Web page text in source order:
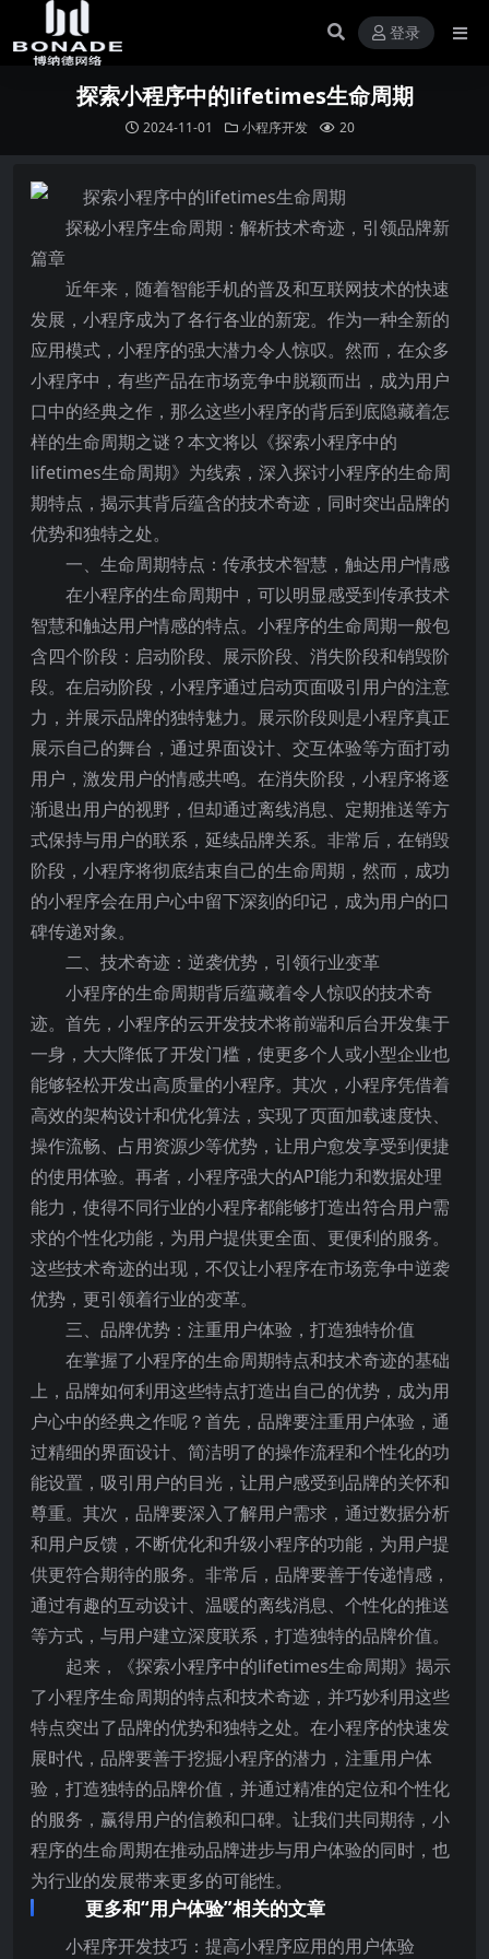
登录
探索小程序中的lifetimes生命周期
2024-11-01 小程序开发 20
探秘小程序生命周期：解析技术奇迹，引领品牌新
篇章
近年来，随着智能手机的普及和互联网技术的快速
发展，小程序成为了各行各业的新宠。作为一种全新的
应用模式，小程序的强大潜力令人惊叹。然而，在众多
小程序中，有些产品在市场竞争中脱颖而出，成为用户
口中的经典之作，那么这些小程序的背后到底隐藏着怎
样的生命周期之谜？本文将以《探索小程序中的
lifetimes生命周期》为线索，深入探讨小程序的生命周
期特点，揭示其背后蕴含的技术奇迹，同时突出品牌的
优势和独特之处。
一、生命周期特点：传承技术智慧，触达用户情感
在小程序的生命周期中，可以明显感受到传承技术
智慧和触达用户情感的特点。小程序的生命周期一般包
含四个阶段：启动阶段、展示阶段、消失阶段和销毁阶
段。在启动阶段，小程序通过启动页面吸引用户的注意
力，并展示品牌的独特魅力。展示阶段则是小程序真正
展示自己的舞台，通过界面设计、交互体验等方面打动
用户，激发用户的情感共鸣。在消失阶段，小程序将逐
渐退出用户的视野，但却通过离线消息、定期推送等方
式保持与用户的联系，延续品牌关系。非常后，在销毁
阶段，小程序将彻底结束自己的生命周期，然而，成功
的小程序会在用户心中留下深刻的印记，成为用户的口
碑传递对象。
二、技术奇迹：逆袭优势，引领行业变革
小程序的生命周期背后蕴藏着令人惊叹的技术奇
迹。首先，小程序的云开发技术将前端和后台开发集于
一身，大大降低了开发门槛，使更多个人或小型企业也
能够轻松开发出高质量的小程序。其次，小程序凭借着
高效的架构设计和优化算法，实现了页面加载速度快、
操作流畅、占用资源少等优势，让用户愈发享受到便捷
的使用体验。再者，小程序强大的API能力和数据处理
能力，使得不同行业的小程序都能够打造出符合用户需
求的个性化功能，为用户提供更全面、更便利的服务。
这些技术奇迹的出现，不仅让小程序在市场竞争中逆袭
优势，更引领着行业的变革。
三、品牌优势：注重用户体验，打造独特价值
在掌握了小程序的生命周期特点和技术奇迹的基础
上，品牌如何利用这些特点打造出自己的优势，成为用
户心中的经典之作呢？首先，品牌要注重用户体验，通
过精细的界面设计、简洁明了的操作流程和个性化的功
能设置，吸引用户的目光，让用户感受到品牌的关怀和
尊重。其次，品牌要深入了解用户需求，通过数据分析
和用户反馈，不断优化和升级小程序的功能，为用户提
供更符合期待的服务。非常后，品牌要善于传递情感，
通过有趣的互动设计、温暖的离线消息、个性化的推送
等方式，与用户建立深度联系，打造独特的品牌价值。
起来，《探索小程序中的lifetimes生命周期》揭示
了小程序生命周期的特点和技术奇迹，并巧妙利用这些
特点突出了品牌的优势和独特之处。在小程序的快速发
展时代，品牌要善于挖掘小程序的潜力，注重用户体
验，打造独特的品牌价值，并通过精准的定位和个性化
的服务，赢得用户的信赖和口碑。让我们共同期待，小
程序的生命周期在推动品牌进步与用户体验的同时，也
为行业的发展带来更多的可能性。
更多和“用户体验”相关的文章
小程序开发技巧：提高小程序应用的用户体验